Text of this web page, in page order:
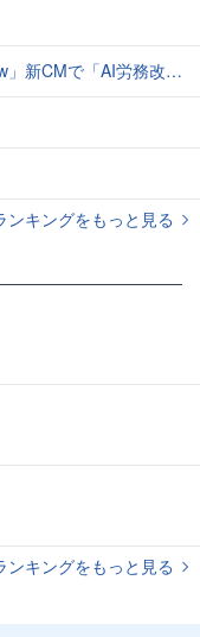
AIが分析したら「すぐに休んで」と言われる？
ンキングをもっと見る
ンキングをもっと見る